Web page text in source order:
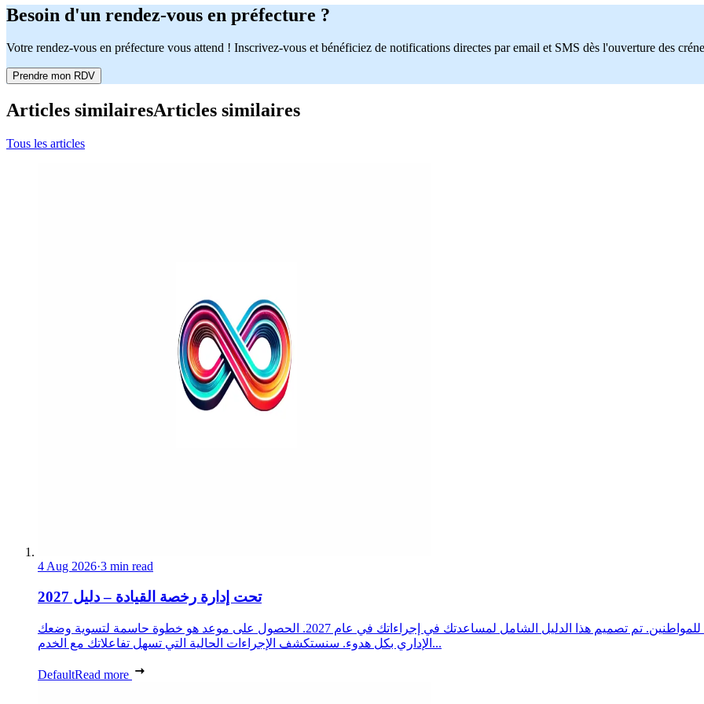
Besoin d'un rendez-vous en préfecture ?
Votre rendez-vous en préfecture vous attend ! Inscrivez-vous et bénéficiez de notifications directes par email et SMS dès l'ouverture des
Prendre mon RDV
Articles similairesArticles similaires
Tous les articles
4 Aug 2026·3 min read
تحت إدارة رخصة القيادة – دليل 2027
تلعب محافظة بوش دو رون دورًا أساسيًا في إدارة الإجراءات الإدارية للمواطنين. تم تصميم هذا الدليل الشامل لمساعدتك في إجراءاتك في عام 2027. الحصول على موعد هو خطوة حاسمة لتسوية وضعك
الإداري بكل هدوء. سنستكشف الإجراءات الحالية التي تسهل تفاعلاتك مع الخدم...
DefaultRead more